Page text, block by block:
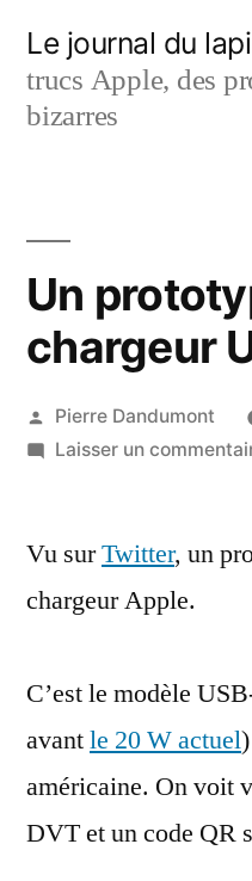
contenu
Le journal du
trucs Apple, des
bizarres
Un
chargeur
Publié
par
Pierre Dandumont
Laisser un
Vu surTwitter, un
chargeur Apple.
C’est le modèle
avantle 20 W actuel
américaine. On voit
DVT et un code QR